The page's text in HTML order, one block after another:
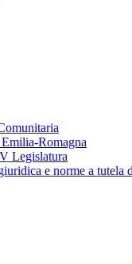
Romagna
Legislatura
e norme a tutela